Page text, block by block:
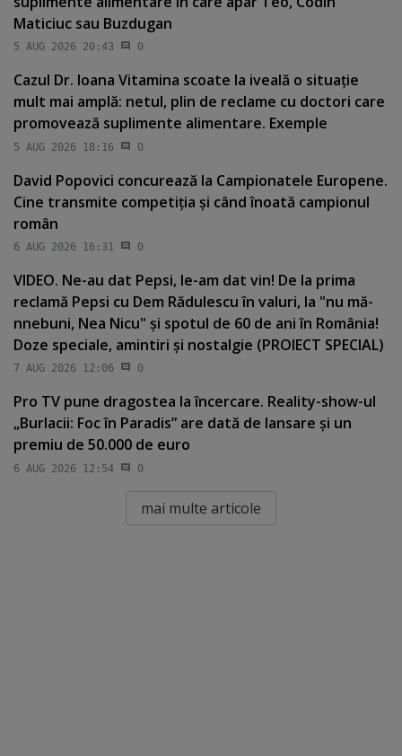
Maticiuc sau Buzdugan
5 AUG 2026 20:43 0
Cazul Dr. Ioana Vitamina scoate la iveală o situaţie
mult mai amplă: netul, plin de reclame cu doctori care
promovează suplimente alimentare. Exemple
5 AUG 2026 18:16 0
David Popovici concurează la Campionatele Europene.
Cine transmite competiţia şi când înoată campionul
român
6 AUG 2026 16:31 0
VIDEO. Ne-au dat Pepsi, le-am dat vin! De la prima
reclamă Pepsi cu Dem Rădulescu în valuri, la "nu mă-
nnebuni, Nea Nicu" şi spotul de 60 de ani în România!
Doze speciale, amintiri şi nostalgie (PROIECT SPECIAL)
7 AUG 2026 12:06 0
Pro TV pune dragostea la încercare. Reality-show-ul
„Burlacii: Foc în Paradis” are dată de lansare şi un
premiu de 50.000 de euro
6 AUG 2026 12:54 0
mai multe articole